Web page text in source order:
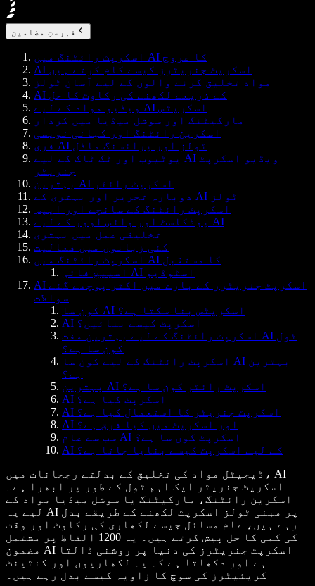
فہرستِ مضامین
اسکرپٹ رائٹنگ میں AI کا عروج
AI اسکرپٹ جنریٹرز کیسے کام کرتے ہیں
مواد تخلیق کرنے والوں کے لیے آسان ٹولز
AI کے ذریعے لکھنے کی رکاوٹ کا حل
ویڈیو مواد کے لیے AI اسکرپٹس
مارکیٹنگ اور سوشل میڈیا میں کردار
اسکرین رائٹنگ اور کہانی نویسی
فری AI ٹولز اور پرائسنگ ماڈل
یوٹیوب اور ٹک ٹاک کے لیے AI ویڈیو اسکرپٹ
جنریٹر
بہترین AI اسکرپٹ رائٹر
دوبارہ تحریر اور بہتری کے AI ٹولز
اسکرپٹ رائٹنگ کے سانچے اور ایپس
پوڈکاسٹ اور وائس اوور کے لیے AI
تخلیقی عمل میں بہتری
کئی زبانوں میں فعالیت
اسکرپٹ رائٹنگ میں AI کا مستقبل
اسپیچ فائی AI اسٹوڈیو
AI اسکرپٹ جنریٹرز کے بارے میں اکثر پوچھے گئے
سوالات
کون سا AI اسکرپٹس بنا سکتا ہے؟
AI اسکرپٹ کیسے بنائیں؟
اسکرپٹ رائٹنگ کے لیے بہترین مفت AI ٹول
کون سا ہے؟
اسکرپٹ رائٹنگ کے لیے کون سا AI بہترین
ہے؟
بہترین AI اسکرپٹ رائٹر کون سا ہے؟
AI اسکرپٹ کیا ہے؟
AI اسکرپٹ جنریٹر کا استعمال کیا ہے؟
AI اور اسکرپٹ میں کیا فرق ہے؟
سب سے عام AI اسکرپٹ کون سا ہے؟
AI کے لیے اسکرپٹ کیسے بنایا جاتا ہے؟
ڈیجیٹل مواد کی تخلیق کے بدلتے رجحانات میں، AI
اسکرپٹ جنریٹر ایک اہم ٹول کے طور پر ابھرا ہے۔
اسکرین رائٹنگ، مارکیٹنگ یا سوشل میڈیا مواد کے
لیے یہ AI پر مبنی ٹولز اسکرپٹ لکھنے کے طریقے بدل
رہے ہیں، عام مسائل جیسے لکھاری کی رکاوٹ اور وقت
کی کمی کا حل پیش کرتے ہیں۔ یہ 1200 الفاظ پر مشتمل
مضمون AI اسکرپٹ جنریٹرز کی دنیا پر روشنی ڈالتا
ہے اور دکھاتا ہے کہ یہ لکھاریوں اور کنٹینٹ
کریئیٹرز کی سوچ کا زاویہ کیسے بدل رہے ہیں۔